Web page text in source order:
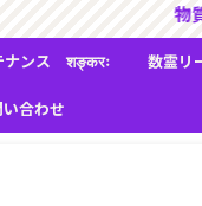
にできる
ナンス शङ्करः（シャンカ
数霊リ
合わせ